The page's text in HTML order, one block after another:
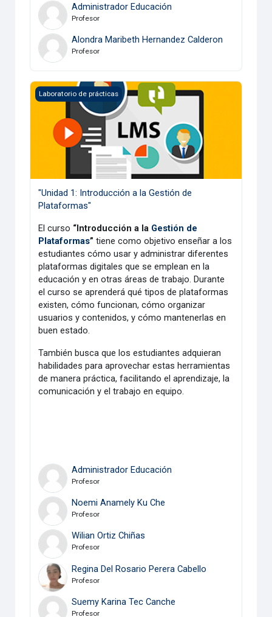
Administrador Educación
Profesor
Alondra Maribeth Hernandez Calderon
Profesor
"Unidad 1: Introducción a la Gestión de Plataformas"
Laboratorio de prácticas
"Unidad 1: Introducción a la Gestión de
Plataformas"
El curso “Introducción a la Gestión de
Plataformas” tiene como objetivo enseñar a los
estudiantes cómo usar y administrar diferentes
plataformas digitales que se emplean en la
educación y en otras áreas de trabajo. Durante
el curso se aprenderá qué tipos de plataformas
existen, cómo funcionan, cómo organizar
usuarios y contenidos, y cómo mantenerlas en
buen estado.
También busca que los estudiantes adquieran
habilidades para aprovechar estas herramientas
de manera práctica, facilitando el aprendizaje, la
comunicación y el trabajo en equipo.
Administrador Educación
Profesor
Noemi Anamely Ku Che
Profesor
Wilian Ortiz Chiñas
Profesor
Regina Del Rosario Perera Cabello
Profesor
Suemy Karina Tec Canche
Profesor